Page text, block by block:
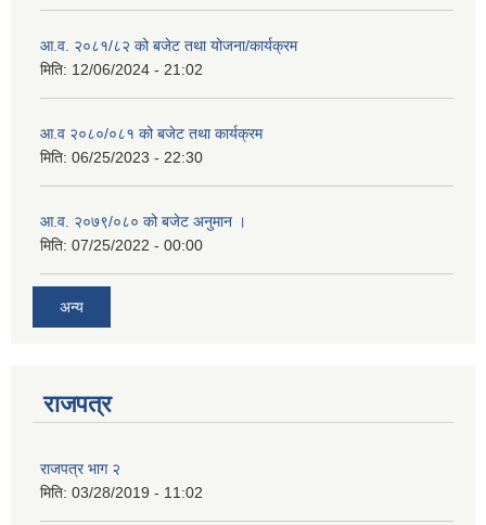
आ.व. २०८१/८२ को बजेट तथा योजना/कार्यक्रम
मिति: 12/06/2024 - 21:02
आ.व २०८०/०८१ को बजेट तथा कार्यक्रम
मिति: 06/25/2023 - 22:30
आ.व. २०७९/०८० को बजेट अनुमान ।
मिति: 07/25/2022 - 00:00
अन्य
राजपत्र
राजपत्र भाग २
मिति: 03/28/2019 - 11:02